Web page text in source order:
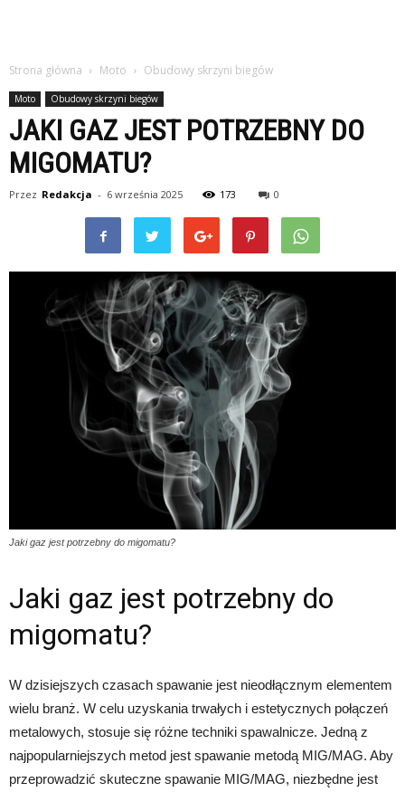
Strona główna Moto Obudowy skrzyni biegów
Moto Obudowy skrzyni biegów
JAKI GAZ JEST POTRZEBNY DO
MIGOMATU?
Przez Redakcja - 6 września 2025 173 0
Jaki gaz jest potrzebny do migomatu?
Jaki gaz jest potrzebny do
migomatu?
W dzisiejszych czasach spawanie jest nieodłącznym elementem
wielu branż. W celu uzyskania trwałych i estetycznych połączeń
metalowych, stosuje się różne techniki spawalnicze. Jedną z
najpopularniejszych metod jest spawanie metodą MIG/MAG. Aby
przeprowadzić skuteczne spawanie MIG/MAG, niezbędne jest